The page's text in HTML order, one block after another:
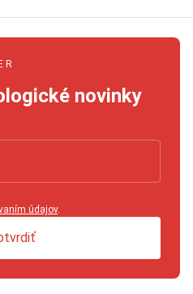
novinky
údajov.